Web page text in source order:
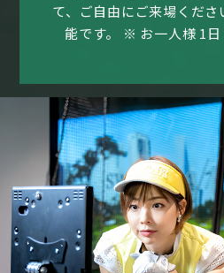
て、ご自由にご来場くださ
能です。
※ お一人様 1日